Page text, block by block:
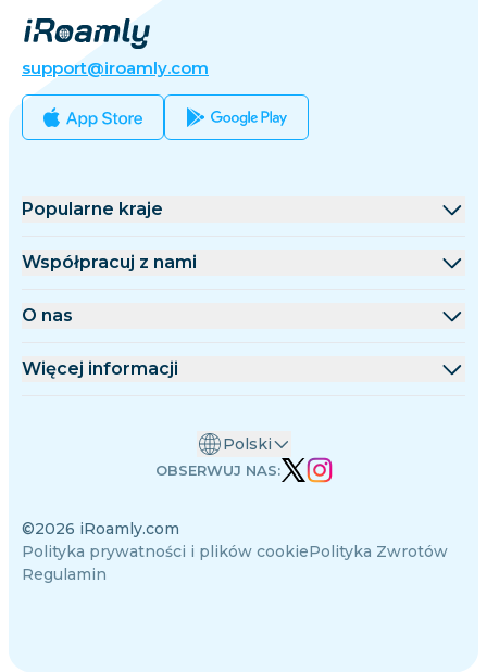
support@iroamly.com
Popularne kraje
Stany Zjednoczone
Francja
Indie
Hiszpania
Współpracuj z nami
Platforma hurtowa
Dokumentacja API
O nas
O iRoamly
Więcej informacji
Zespół autorów
Obsługiwane urządzenia eSIM
©2026 iRoamly.com
Polityka prywatności i plików cookiePolityka Zwrotów
Regulamin
Polski
OBSERWUJ NAS: